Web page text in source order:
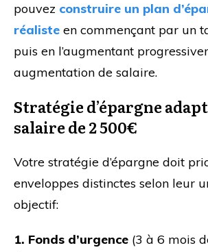
pouvez construire un plan
réaliste en commençant par un
puis en l’augmentant
augmentation de salaire.
Stratégie d’épargne
salaire de 2 500€
Votre stratégie d’épargne doit
enveloppes distinctes selon leur
objectif:
1. Fonds d’urgence (3 à 6 mois